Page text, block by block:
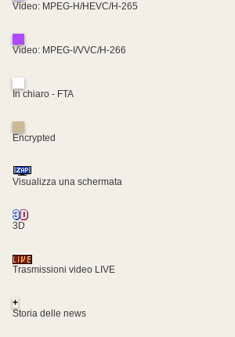
Video: MPEG-H/HEVC/H-265
Video: MPEG-I/VVC/H-266
In chiaro - FTA
Encrypted
Visualizza una schermata
3D
Trasmissioni video LIVE
+
Storia delle news